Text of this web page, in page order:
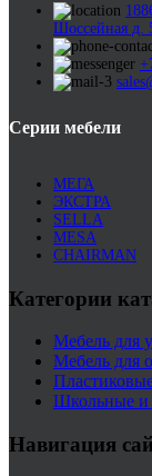
Шоссейная д.
Серии мебели
МЕГА
ЭКСТРА
SELLA
MESA
CHAIRMAN
Категории
Мебель для
Мебель для
Школьные и
Навигация